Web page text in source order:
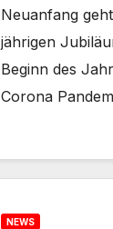
Neuanfang
jährigen
Beginn des
Corona
NEWS